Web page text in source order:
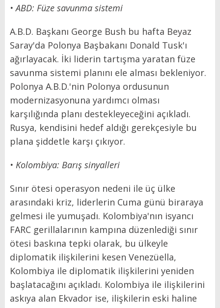
• ABD: Füze savunma sistemi
A.B.D. Başkanı George Bush bu hafta Beyaz
Saray'da Polonya Başbakanı Donald Tusk'ı
ağırlayacak. İki liderin tartışma yaratan füze
savunma sistemi planını ele alması bekleniyor.
Polonya A.B.D.'nin Polonya ordusunun
modernizasyonuna yardımcı olması
karşılığında planı destekleyeceğini açıkladı.
Rusya, kendisini hedef aldığı gerekçesiyle bu
plana şiddetle karşı çıkıyor.
• Kolombiya: Barış sinyalleri
Sınır ötesi operasyon nedeni ile üç ülke
arasındaki kriz, liderlerin Cuma günü biraraya
gelmesi ile yumuşadı. Kolombiya'nın isyancı
FARC gerillalarının kampına düzenlediği sınır
ötesi baskına tepki olarak, bu ülkeyle
diplomatik ilişkilerini kesen Venezüella,
Kolombiya ile diplomatik ilişkilerini yeniden
başlatacağını açıkladı. Kolombiya ile ilişkilerini
askıya alan Ekvador ise, ilişkilerin eski haline